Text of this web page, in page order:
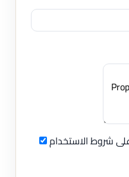
شروط الاستخدام